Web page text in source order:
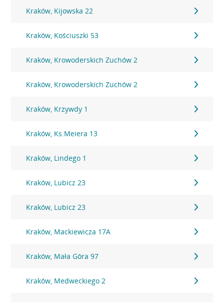
Kraków, Kijowska 22
Kraków, Kościuszki 53
Kraków, Krowoderskich Zuchów 2
Kraków, Krowoderskich Zuchów 2
Kraków, Krzywdy 1
Kraków, Ks.Meiera 13
Kraków, Lindego 1
Kraków, Lubicz 23
Kraków, Lubicz 23
Kraków, Mackiewicza 17A
Kraków, Mała Góra 97
Kraków, Medweckiego 2